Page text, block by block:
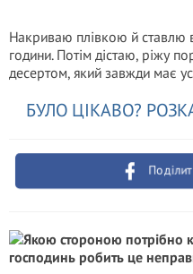
Накриваю плівкою й ставлю
години. Потім дістаю, ріжу
десертом, який завжди має
БУЛО ЦІКАВО?